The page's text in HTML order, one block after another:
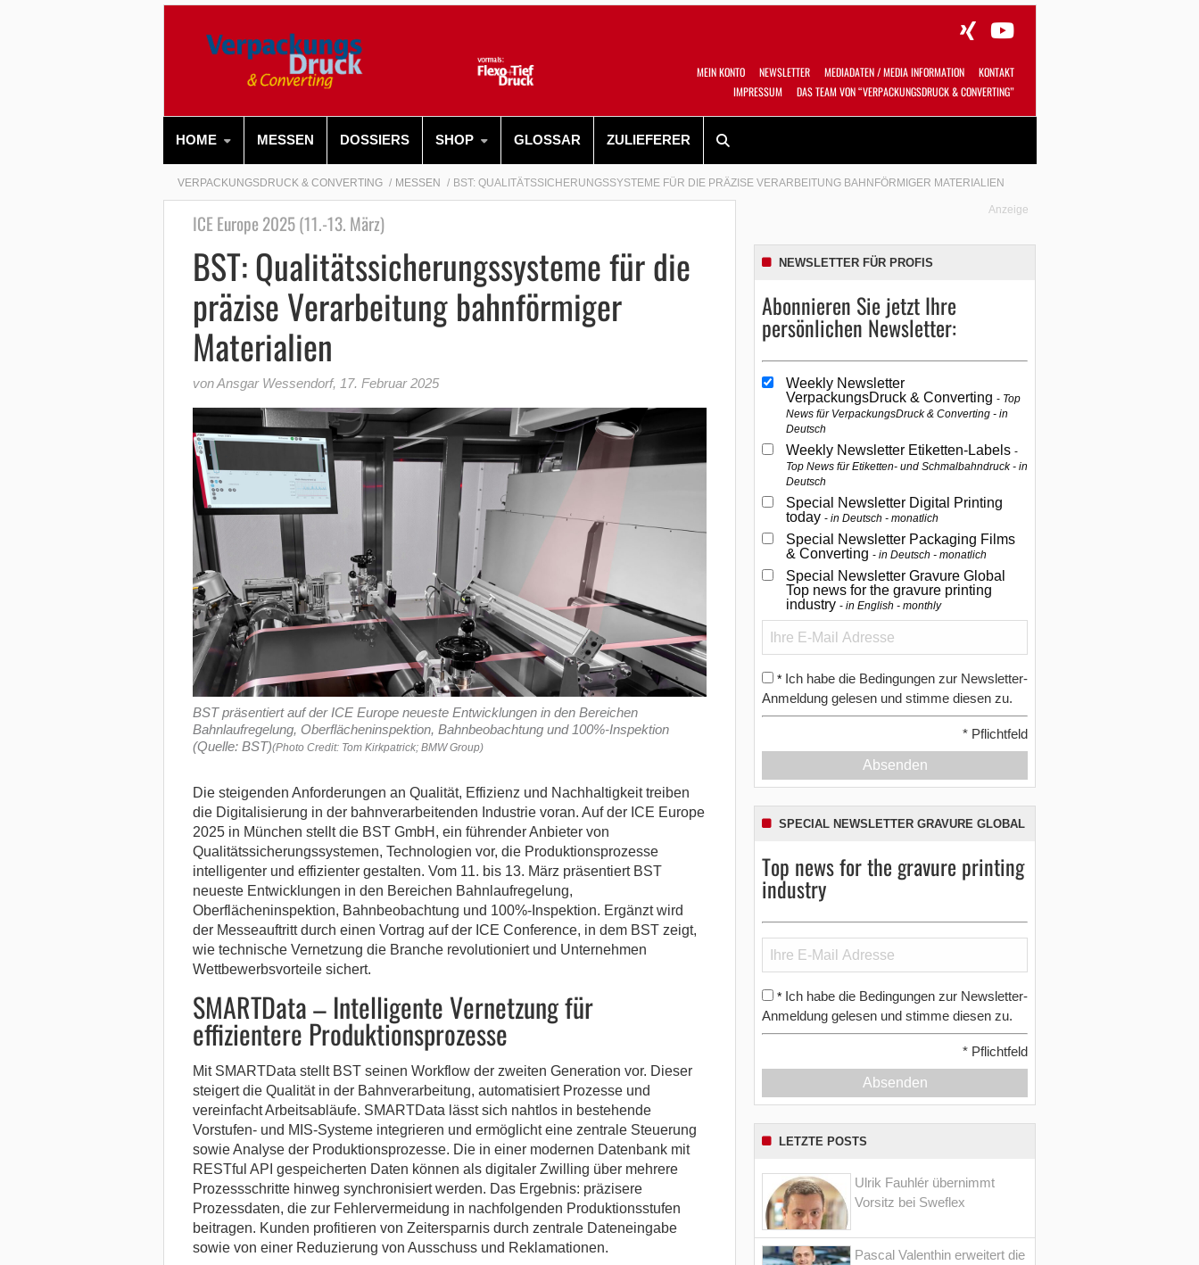
MEIN KONTO NEWSLETTER MEDIADATEN / MEDIA INFORMATION
KONTAKT
IMPRESSUM
DAS TEAM VON “VERPACKUNGSDRUCK & CONVERTING”
HOME MESSEN DOSSIERS SHOP GLOSSAR ZULIEFERER
VERPACKUNGSDRUCK & CONVERTING MESSEN BST: QUALITÄTSSICHERUNGSSYSTEME FÜR DIE PRÄZISE VERARBEITUNG BAHNFÖRMIGER MATERIALIEN
ICE Europe 2025 (11.-13. März)
BST: Qualitätssicherungssysteme für die
präzise Verarbeitung bahnförmiger
Materialien
von Ansgar Wessendorf, 17. Februar 2025
BST präsentiert auf der ICE Europe neueste Entwicklungen in den Bereichen
Bahnlaufregelung, Oberflächeninspektion, Bahnbeobachtung und 100%-Inspektion
(Quelle: BST)(Photo Credit: Tom Kirkpatrick; BMW Group)
Die steigenden Anforderungen an Qualität, Effizienz und Nachhaltigkeit treiben
die Digitalisierung in der bahnverarbeitenden Industrie voran. Auf der ICE Europe
2025 in München stellt die BST GmbH, ein führender Anbieter von
Qualitätssicherungssystemen, Technologien vor, die Produktionsprozesse
intelligenter und effizienter gestalten. Vom 11. bis 13. März präsentiert BST
neueste Entwicklungen in den Bereichen Bahnlaufregelung,
Oberflächeninspektion, Bahnbeobachtung und 100%-Inspektion. Ergänzt wird
der Messeauftritt durch einen Vortrag auf der ICE Conference, in dem BST zeigt,
wie technische Vernetzung die Branche revolutioniert und Unternehmen
Wettbewerbsvorteile sichert.
SMARTData – Intelligente Vernetzung für
effizientere Produktionsprozesse
Mit SMARTData stellt BST seinen Workflow der zweiten Generation vor. Dieser
steigert die Qualität in der Bahnverarbeitung, automatisiert Prozesse und
vereinfacht Arbeitsabläufe. SMARTData lässt sich nahtlos in bestehende
Vorstufen- und MIS-Systeme integrieren und ermöglicht eine zentrale Steuerung
sowie Analyse der Produktionsprozesse. Die in einer modernen Datenbank mit
RESTful API gespeicherten Daten können als digitaler Zwilling über mehrere
Prozessschritte hinweg synchronisiert werden. Das Ergebnis: präzisere
Prozessdaten, die zur Fehlervermeidung in nachfolgenden Produktionsstufen
beitragen. Kunden profitieren von Zeitersparnis durch zentrale Dateneingabe
sowie von einer Reduzierung von Ausschuss und Reklamationen.
Anzeige
NEWSLETTER FÜR PROFIS
Abonnieren Sie jetzt Ihre
persönlichen Newsletter:
Weekly Newsletter
VerpackungsDruck & Converting Top
News für VerpackungsDruck & Converting - in
Deutsch
Weekly Newsletter Etiketten-Labels
Top News für Etiketten- und Schmalbahndruck - in
Deutsch
Special Newsletter Digital Printing
today in Deutsch - monatlich
Special Newsletter Packaging Films
& Converting in Deutsch - monatlich
Special Newsletter Gravure Global
Top news for the gravure printing
industry in English - monthly
* Ich habe die Bedingungen zur Newsletter-
Anmeldung gelesen und stimme diesen zu.
* Pflichtfeld
Absenden
SPECIAL NEWSLETTER GRAVURE GLOBAL
Top news for the gravure printing
industry
* Ich habe die Bedingungen zur Newsletter-
Anmeldung gelesen und stimme diesen zu.
* Pflichtfeld
Absenden
LETZTE POSTS
Ulrik Fauhlér übernimmt
Vorsitz bei Sweflex
Pascal Valenthin erweitert die